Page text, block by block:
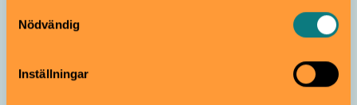
samt tillhandahålla funktioner för sociala medier. Vi
vidarebefordrar även sådana identifierare och annan
information från din enhet till de sociala medier och
annons- och analysföretag som vi samarbetar med.
Nödvändig
Inställningar
Vikings Before Vikings
Från 3 år